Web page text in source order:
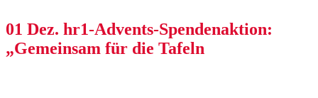
01 Dez. hr1-Advents-Spendenaktion:
„Gemeinsam für die Tafeln